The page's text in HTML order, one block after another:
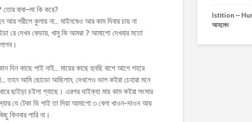
বাবা–মা কি করে?
শরীলে কুলায় না… মাইনষেও আর কাম দিবার চায় না
রে দেখব কেডায়, খামু কি আমরা ? আমাগো দেখবার মতো
দিন কাছে পাই নাই… মায়ের কাছে হুনছি বাপে আগে শহরে
তহন আমি ছোডো আছিলাম, দেখলেও ভাল কইরা চেহারা মনে
ছাইড়া চইলা গ্যাছে। এরপর থাইক্যা মায় কাম কইরা সংসার
যে টেকা ডি পাই তা দিয়া আমাগো ৩ বেলা খাওন-দাওন আর
কিনবার পারি না।
Istition –
আহমেদ